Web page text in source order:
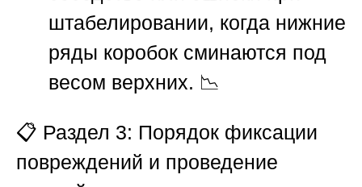
штабелировании, когда нижние
ряды коробок сминаются под
весом верхних. 📉
📋 Раздел 3: Порядок фиксации
повреждений и проведение